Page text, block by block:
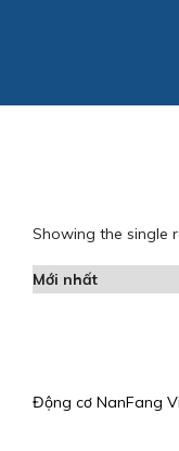
Showing the single
Động cơ NanFang